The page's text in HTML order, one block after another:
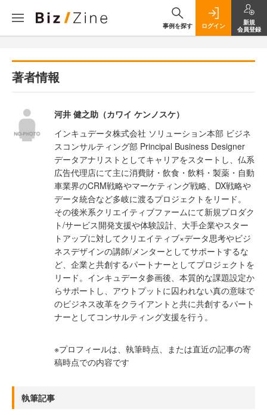
事例を探す ログイン
新規
会員登録
著者情報
河井 健之助（カワイ ケンノスケ）
インキュデータ株式会社 ソリューション本部 ビジネ
スコンサルティング部 Principal Business Designer
データアナリストとしてキャリアをスタートし、仏系
広告代理店にて主に消費財・飲食・飲料・製薬・自動
車業界のCRM戦略やマーケティング戦略、DX戦略や
データ統合など多岐に渡るプロジェクトをリード。
その後米系クリエイティブファームにて新規プロダク
ト/サービス開発支援や体験設計、大手企業やスター
トアップに対してクリエイティブ×データ思考やビジ
ネスデザインの講師/メンターとしてサポートするな
ど、企業と共創するパートナーとしてプロジェクトを
リード。インキュデータ参画後、本質的な課題設定か
らサポートし、アウトプットに囚われない真の意味で
のビジネス改革をクライアントと共に共創するパート
ナーとしてコンサルティング支援を行う。
※プロフィールは、執筆時点、または直近の記事の寄
稿時点での内容です
執筆記事